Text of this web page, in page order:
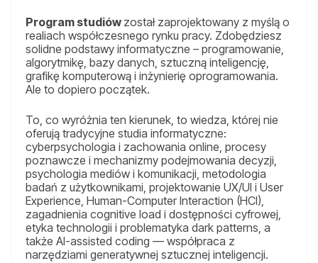
Program studiów został zaprojektowany z myślą o
realiach współczesnego rynku pracy. Zdobędziesz
solidne podstawy informatyczne – programowanie,
algorytmikę, bazy danych, sztuczną inteligencję,
grafikę komputerową i inżynierię oprogramowania.
Ale to dopiero początek.
To, co wyróżnia ten kierunek, to wiedza, której nie
oferują tradycyjne studia informatyczne:
cyberpsychologia i zachowania online, procesy
poznawcze i mechanizmy podejmowania decyzji,
psychologia mediów i komunikacji, metodologia
badań z użytkownikami, projektowanie UX/UI i User
Experience, Human-Computer Interaction (HCI),
zagadnienia cognitive load i dostępności cyfrowej,
etyka technologii i problematyka dark patterns, a
także AI-assisted coding — współpraca z
narzędziami generatywnej sztucznej inteligencji.